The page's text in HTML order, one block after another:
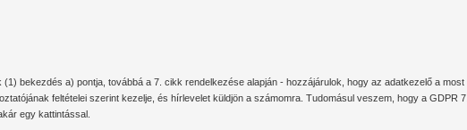
bekezdés a) pontja, továbbá a 7. cikk rendelkezése alapján - hozzájárulok, hogy az adatkezelő a most
feltételei szerint kezelje, és hírlevelet küldjön a számomra. Tudomásul veszem, hogy a GDPR 7.
egy kattintással.